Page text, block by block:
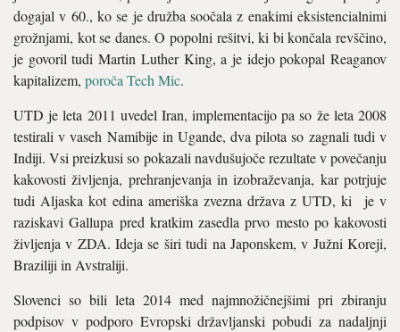
dogajal v 60., ko se je družba soočala z enakimi eksistencialnimi
grožnjami, kot se danes. O popolni rešitvi, ki bi končala revščino,
je govoril tudi Martin Luther King, a je idejo pokopal Reaganov
kapitalizem, poroča Tech Mic.
UTD je leta 2011 uvedel Iran, implementacijo pa so že leta 2008
testirali v vaseh Namibije in Ugande, dva pilota so zagnali tudi v
Indiji. Vsi preizkusi so pokazali navdušujoče rezultate v povečanju
kakovosti življenja, prehranjevanja in izobraževanja, kar potrjuje
tudi Aljaska kot edina ameriška zvezna država z UTD, ki je v
raziskavi Gallupa pred kratkim zasedla prvo mesto po kakovosti
življenja v ZDA. Ideja se širi tudi na Japonskem, v Južni Koreji,
Braziliji in Avstraliji.
Slovenci so bili leta 2014 med najmnožičnejšimi pri zbiranju
podpisov v podporo Evropski državljanski pobudi za nadaljnji